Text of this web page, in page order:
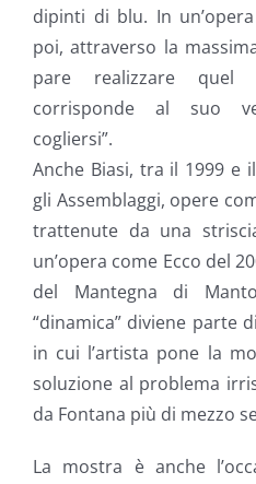
dipinti di blu. In
poi, attraverso la
pare realizzare quel
corrisponde al suo
cogliersi”.
Anche Biasi, tra il 1999 e
gli Assemblaggi, opere
trattenute da una
un’opera come Ecco del
del Mantegna di
“dinamica” diviene parte
in cui l’artista pone la
soluzione al problema
da Fontana più di mezzo
La mostra è anche